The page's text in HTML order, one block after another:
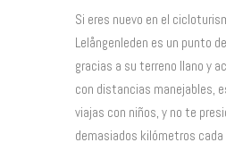
Si eres nuevo en el
Lelångenleden es un punto
gracias a su terreno llano y
con distancias manejables,
viajas con niños, y no te
demasiados kilómetros cada